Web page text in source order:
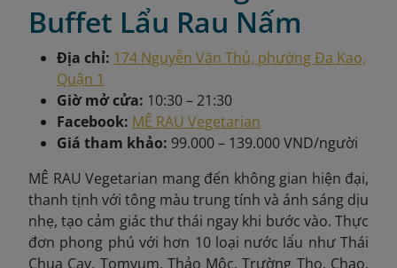
Buffet Lẩu Rau Nấm
Địa chỉ: 174 Nguyễn Văn Thủ, phường Đa Kao,
Quận 1
Giờ mở cửa: 10:30 – 21:30
Facebook: MÊ RAU Vegetarian
Giá tham khảo: 99.000 – 139.000 VND/người
MÊ RAU Vegetarian mang đến không gian hiện đại,
thanh tịnh với tông màu trung tính và ánh sáng dịu
nhẹ, tạo cảm giác thư thái ngay khi bước vào. Thực
đơn phong phú với hơn 10 loại nước lẩu như Thái
Chua Cay, Tomyum, Thảo Mộc, Trường Thọ, Chao,